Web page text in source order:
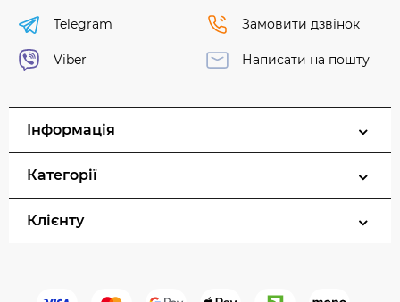
Telegram
Viber
Замовити дзвінок
Написати на пошту
Інформація
Категорії
Клієнту